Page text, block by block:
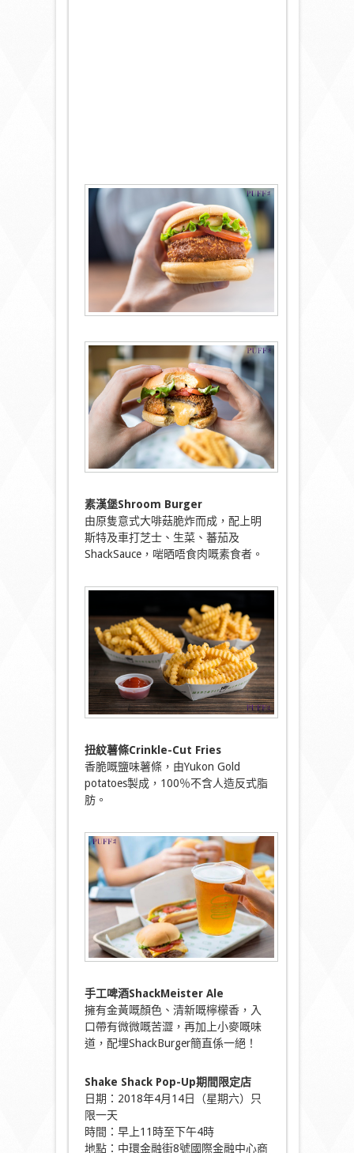
素漢堡Shroom Burger
由原隻意式大啡菇脆炸而成，配上明
斯特及車打芝士、生菜、蕃茄及
ShackSauce，啱晒唔食肉嘅素食者。
扭紋薯條Crinkle-Cut Fries
香脆嘅鹽味薯條，由Yukon Gold
potatoes製成，100％不含人造反式脂
肪。
手工啤酒ShackMeister Ale
擁有金黃嘅顏色、清新嘅檸檬香，入
口帶有微微嘅苦澀，再加上小麥嘅味
道，配埋ShackBurger簡直係一絕！
Shake Shack Pop-Up期間限定店
日期：2018年4月14日（星期六）只
限一天
時間：早上11時至下午4時
地點：中環金融街8號國際金融中心商